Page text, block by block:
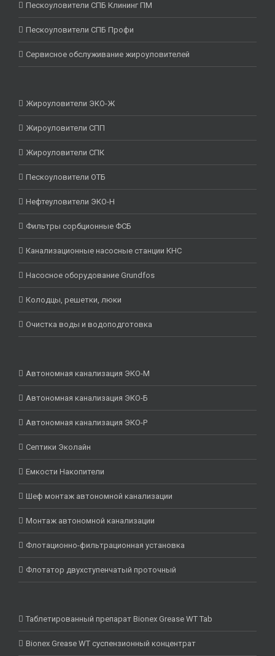
Пескоуловители СПБ Клининг ПМ
Пескоуловители СПБ Профи
Сервисное обслуживание жироуловителей
Жироуловители ЭКО-Ж
Жироуловители СПП
Жироуловители СПК
Пескоуловители ОТБ
Нефтеуловители ЭКО-Н
Фильтры сорбционные ФСБ
Канализационные насосные станции КНС
Насосное оборудование Grundfos
Колодцы, решетки, люки
Очистка воды и водоподготовка
Автономная канализация ЭКО-М
Автономная канализация ЭКО-Б
Автономная канализация ЭКО-Р
Септики Эколайн
Емкости Накопители
Шеф монтаж автономной канализации
Монтаж автономной канализации
Флотационно-фильтрационная установка
Флотатор двухступенчатый проточный
Таблетированный препарат Bionex Grease WT Tab
Bionex Grease WT суспензионный концентрат